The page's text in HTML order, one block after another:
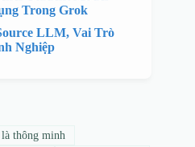
Trong Grok
LLM, Vai Trò
Nghiệp
thông minh